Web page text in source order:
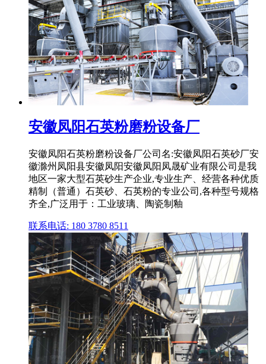
安徽凤阳石英粉磨粉设备厂
安徽凤阳石英粉磨粉设备厂公司名:安徽凤阳石英砂厂安
徽滁州凤阳县安徽凤阳安徽凤阳凤晟矿业有限公司是我
地区一家大型石英砂生产企业,专业生产、经营各种优质
精制（普通）石英砂、石英粉的专业公司,各种型号规格
齐全,广泛用于：工业玻璃、陶瓷制釉
联系电话: 180 3780 8511